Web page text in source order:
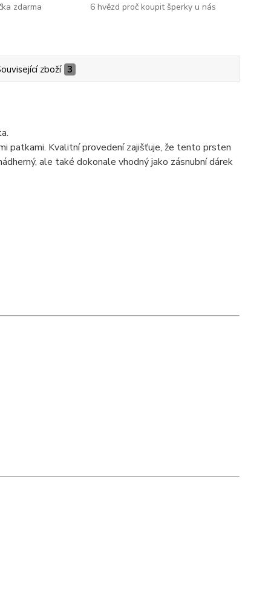
zdarma 6 hvězd proč koupit šperky u nás
zboží 3
patkami. Kvalitní provedení zajišťuje, že tento prsten
ale také dokonale vhodný jako zásnubní dárek